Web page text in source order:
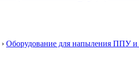
› Оборудование для напыления ППУ